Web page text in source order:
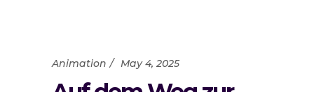
Animation May 4, 2025